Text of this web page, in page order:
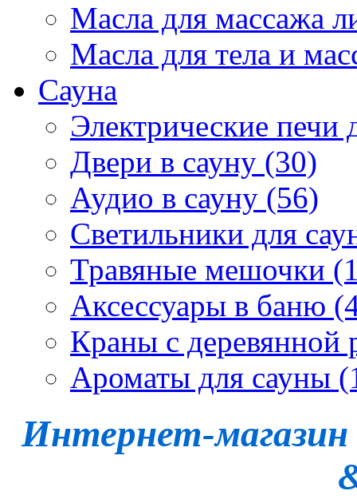
Масла для массажа
Масла для тела и
Сауна
Электрические печи
Двери в сауну (30)
Аудио в сауну (56)
Светильники для
Травяные мешочки
Аксессуары в баню
Краны с деревянной
Ароматы для сауны
Интернет-магазин